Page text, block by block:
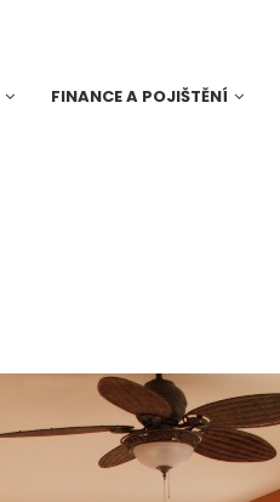
FINANCE A POJIŠTĚNÍ